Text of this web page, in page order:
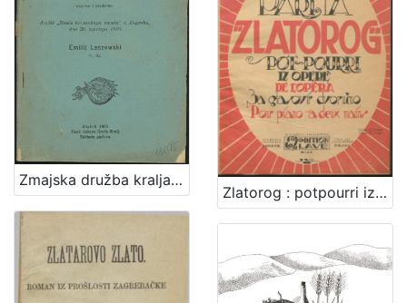
Zmajska družba kralja Sigismunda / napisao i predavao družbi "Braće hrvatskoga zmaja" u Zagrebu, dne 23. siječnja 1907. Emilij Laszowski
Zlatorog : potpourri iz opere : za glasovir dvoručno / Viktor Parma